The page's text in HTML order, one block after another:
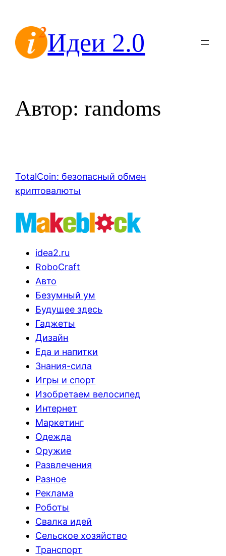
содержимомуИдеи 2.0
Автор:randoms
TotalCoin: безопасный обмен
криптовалюты
idea2.ru
RoboCraft
Авто
Безумный ум
Будущее здесь
Гаджеты
Дизайн
Еда и напитки
Знания-сила
Игры и спорт
Изобретаем велосипед
Интернет
Маркетинг
Одежда
Оружие
Развлечения
Разное
Реклама
Роботы
Свалка идей
Сельское хозяйство
Транспорт